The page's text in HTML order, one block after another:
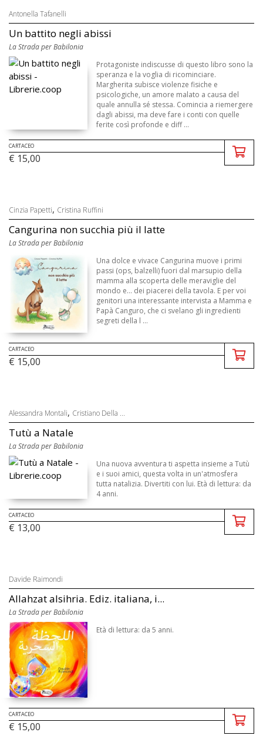
Antonella Tafanelli
Un battito negli abissi
La Strada per Babilonia
Protagoniste indiscusse di questo libro sono la
speranza e la voglia di ricominciare.
Margherita subisce violenze fisiche e
psicologiche, un amore malato a causa del
quale annulla sé stessa. Comincia a riemergere
dagli abissi, ma deve fare i conti con quelle
ferite così profonde e diff ...
CARTACEO
€ 15,00
Cinzia Papetti, Cristina Ruffini
Cangurina non succhia più il latte
La Strada per Babilonia
Una dolce e vivace Cangurina muove i primi
passi (ops, balzelli) fuori dal marsupio della
mamma alla scoperta delle meraviglie del
mondo e... dei piacerei della tavola. E per voi
genitori una interessante intervista a Mamma e
Papà Canguro, che ci svelano gli ingredienti
segreti della l ...
CARTACEO
€ 15,00
Alessandra Montali, Cristiano Della ...
Tutù a Natale
La Strada per Babilonia
Una nuova avventura ti aspetta insieme a Tutù
e i suoi amici, questa volta in un'atmosfera
tutta natalizia. Divertiti con lui. Età di lettura: da
4 anni.
CARTACEO
€ 13,00
Davide Raimondi
Allahzat alsihria. Ediz. italiana, i...
La Strada per Babilonia
Età di lettura: da 5 anni.
CARTACEO
€ 15,00